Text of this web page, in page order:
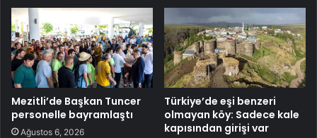
Mezitli’de Başkan Tuncer
personelle bayramlaştı
Ağustos 6, 2026
Türkiye’de eşi benzeri
olmayan köy: Sadece kale
kapısından girişi var